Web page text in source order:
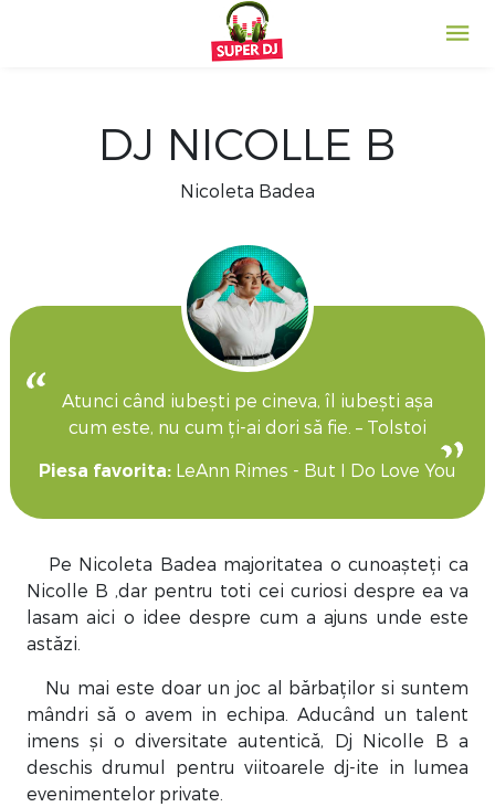
DJ NICOLLE B
Nicoleta Badea
Atunci când iubești pe cineva, îl iubești așa
cum este, nu cum ți-ai dori să fie. – Tolstoi
Piesa favorita:LeAnn Rimes - But I Do Love You
Pe Nicoleta Badea majoritatea o cunoașteți ca
Nicolle B ,dar pentru toti cei curiosi despre ea va
lasam aici o idee despre cum a ajuns unde este
astăzi.
Nu mai este doar un joc al bărbaților si suntem
mândri să o avem in echipa. Aducând un talent
imens și o diversitate autentică, Dj Nicolle B a
deschis drumul pentru viitoarele dj-ite in lumea
evenimentelor private.